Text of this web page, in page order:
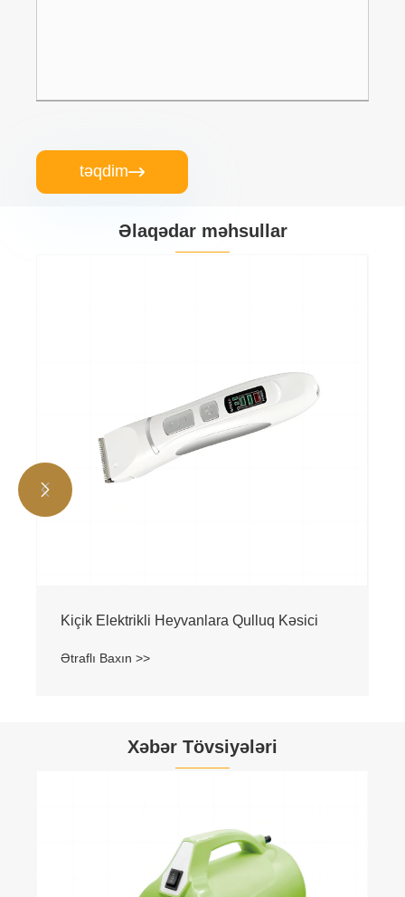
təqdim
Əlaqədar məhsullar
Kiçik Elektrikli Heyvanlara Qulluq Kəsici
Ətraflı Baxın >>


Xəbər Tövsiyələri